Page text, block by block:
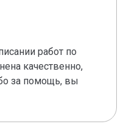
работ по
качественно,
за помощь, вы